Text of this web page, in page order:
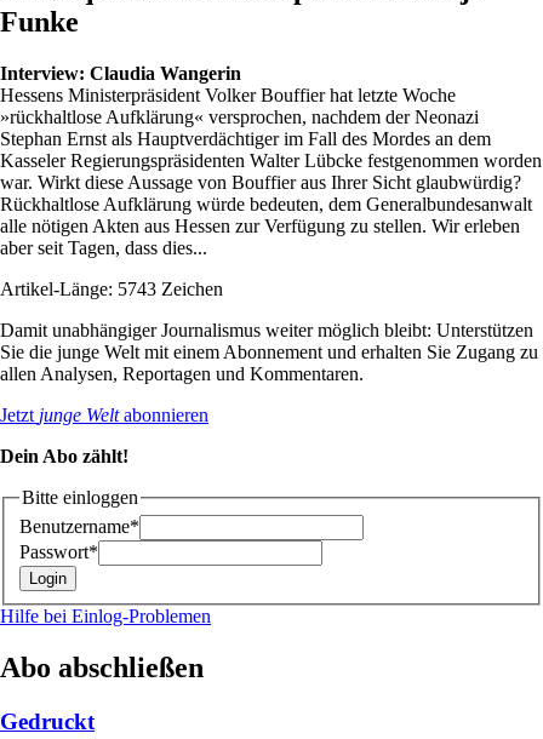
Funke
Interview: Claudia Wangerin
Hessens Ministerpräsident Volker Bouffier hat letzte Woche
»rückhaltlose Aufklärung« versprochen, nachdem der Neonazi
Stephan Ernst als Hauptverdächtiger im Fall des Mordes an dem
Kasseler Regierungspräsidenten Walter Lübcke festgenommen worden
war. Wirkt diese Aussage von Bouffier aus Ihrer Sicht glaubwürdig?
Rückhaltlose Aufklärung würde bedeuten, dem Generalbundesanwalt
alle nötigen Akten aus Hessen zur Verfügung zu stellen. Wir erleben
aber seit Tagen, dass dies...
Artikel-Länge: 5743 Zeichen
Damit unabhängiger Journalismus weiter möglich bleibt: Unterstützen
Sie die junge Welt mit einem Abonnement und erhalten Sie Zugang zu
allen Analysen, Reportagen und Kommentaren.
Jetzt junge Weltabonnieren
Dein Abo zählt!
Bitte einloggen
Benutzername*
Passwort*
Hilfe bei Einlog-Problemen
Abo abschließen
Gedruckt